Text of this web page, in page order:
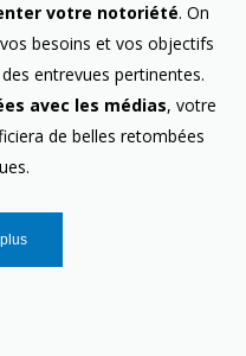
votre notoriété. On
besoins et vos objectifs
entrevues pertinentes.
avec les médias, votre
de belles retombées